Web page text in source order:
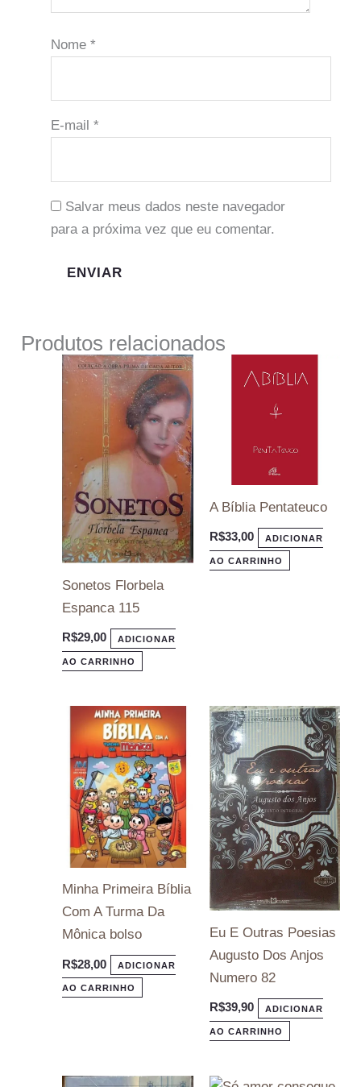
Nome *
E-mail *
Salvar meus dados neste navegador
para a próxima vez que eu comentar.
Produtos relacionados
Sonetos Florbela
Espanca 115
R$29,00 ADICIONAR
AO CARRINHO
A Bíblia Pentateuco
R$33,00 ADICIONAR
AO CARRINHO
Minha Primeira Bíblia
Com A Turma Da
Mônica bolso
R$28,00 ADICIONAR
AO CARRINHO
Eu E Outras Poesias
Augusto Dos Anjos
Numero 82
R$39,90 ADICIONAR
AO CARRINHO